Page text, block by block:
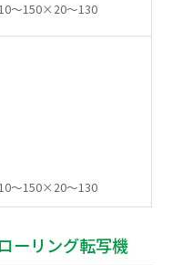
10〜150×20〜130
10〜150×20〜130
ーリング転写機